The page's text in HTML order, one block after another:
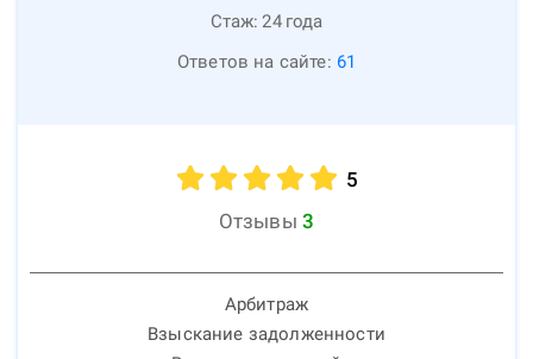
Стаж: 24 года
Ответов на сайте: 61
5
Отзывы 3
Арбитраж
Взыскание задолженности